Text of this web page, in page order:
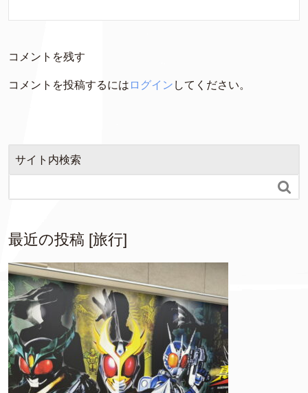
コメントを残す
コメントを投稿するには ログイン してください。
サイト内検索

最近の投稿 [旅行]